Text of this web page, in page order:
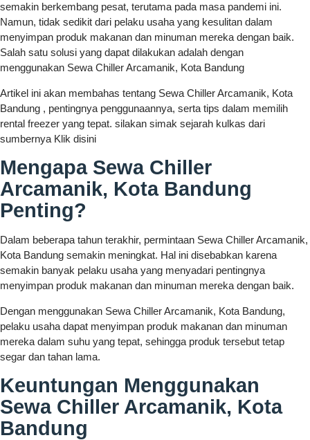
semakin berkembang pesat, terutama pada masa pandemi ini.
Namun, tidak sedikit dari pelaku usaha yang kesulitan dalam
menyimpan produk makanan dan minuman mereka dengan baik.
Salah satu solusi yang dapat dilakukan adalah dengan
menggunakan Sewa Chiller Arcamanik, Kota Bandung
Artikel ini akan membahas tentang Sewa Chiller Arcamanik, Kota
Bandung , pentingnya penggunaannya, serta tips dalam memilih
rental freezer yang tepat. silakan simak sejarah kulkas dari
sumbernya Klik disini
Mengapa Sewa Chiller
Arcamanik, Kota Bandung
Penting?
Dalam beberapa tahun terakhir, permintaan Sewa Chiller Arcamanik,
Kota Bandung semakin meningkat. Hal ini disebabkan karena
semakin banyak pelaku usaha yang menyadari pentingnya
menyimpan produk makanan dan minuman mereka dengan baik.
Dengan menggunakan Sewa Chiller Arcamanik, Kota Bandung,
pelaku usaha dapat menyimpan produk makanan dan minuman
mereka dalam suhu yang tepat, sehingga produk tersebut tetap
segar dan tahan lama.
Keuntungan Menggunakan
Sewa Chiller Arcamanik, Kota
Bandung